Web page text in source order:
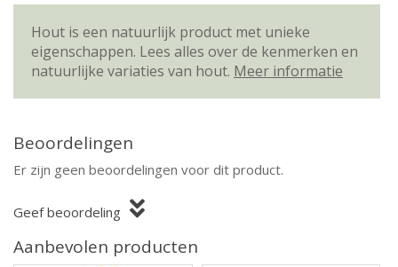
Hout is een natuurlijk product met unieke
eigenschappen. Lees alles over de kenmerken en
natuurlijke variaties van hout. Meer informatie
Beoordelingen
Er zijn geen beoordelingen voor dit product.
Geef beoordeling
Aanbevolen producten